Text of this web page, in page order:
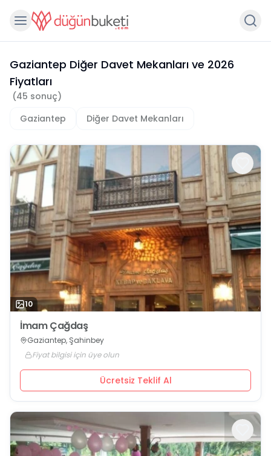
Gaziantep Diğer Davet Mekanları ve 2026
Fiyatları
(45 sonuç)
Gaziantep
Diğer Davet Mekanları
10
İmam Çağdaş
Gaziantep, Şahinbey
Fiyat bilgisi için üye olun
Ücretsiz Teklif Al